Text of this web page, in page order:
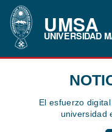
UMSA
UNIVERSIDAD
El esfuerzo
universidad